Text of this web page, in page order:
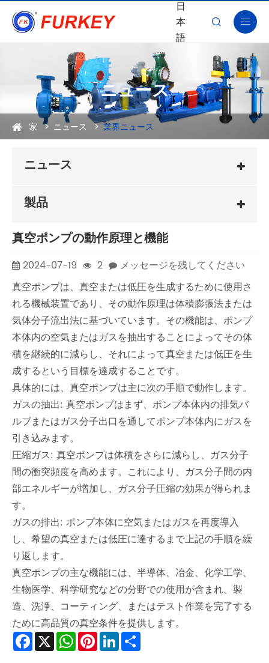
日
本
語
 
ニュース
家 ニュース 業界ニュース
ニュース
製品
真空ポンプの動作原理と機能
2024-07-19 2
メッセージを残してください
真空ポンプは、真空または低圧を生成するために使用さ
れる機械装置であり、その動作原理は体積膨張法または
気体分子流出法に基づいています。その機能は、ポンプ
本体内の空気またはガスを抽出することによってその体
積を継続的に減らし、それによって真空または低圧を生
成するという目標を達成することです。
具体的には、真空ポンプは主に次の手順で動作します。
ガスの抽出: 真空ポンプはまず、ポンプ本体内の排気バ
ルブまたはガス分子出口を通してポンプ本体内にガスを
引き込みます。
圧縮ガス: 真空ポンプは体積をさらに減らし、ガス分子
間の衝突頻度を高めます。これにより、ガス分子間の内
部エネルギーが増加し、ガス分子圧縮の効果が得られま
す。
ガスの排出: ポンプ本体に空気またはガスを再度導入
し、希望の真空または低圧に達するまで上記の手順を繰
り返します。
真空ポンプの主な機能には、半導体、冶金、化学工学、
生物医学、科学研究などの分野での使用が含まれ、製
造、洗浄、コーティング、またはテスト作業を完了する
ために高品質の真空条件を提供します。
Facebook
X WhatsApp
Pinterest
LinkedIn